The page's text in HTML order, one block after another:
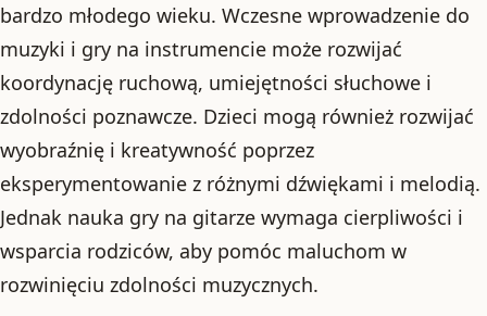
bardzo młodego wieku. Wczesne wprowadzenie do
muzyki i gry na instrumencie może rozwijać
koordynację ruchową, umiejętności słuchowe i
zdolności poznawcze. Dzieci mogą również rozwijać
wyobraźnię i kreatywność poprzez
eksperymentowanie z różnymi dźwiękami i melodią.
Jednak nauka gry na gitarze wymaga cierpliwości i
wsparcia rodziców, aby pomóc maluchom w
rozwinięciu zdolności muzycznych.